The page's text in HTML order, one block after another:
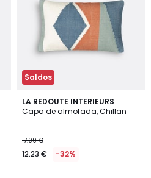
Saldos
LA REDOUTE INTERIEURS
Capa de almofada, Chillan
17.99 €
12.23 € -32%
4,1
/ 5